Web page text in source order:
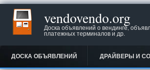
vendovendo.org
Доска объявлений о вендинге,
платежных терминалов и др.
ДОСКА ОБЪЯВЛЕНИЙ ДРАЙВЕРЫ И